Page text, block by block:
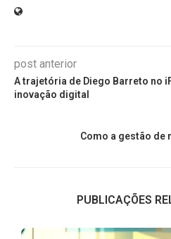
post anterior
A trajetória de Diego Barreto no
inovação digital
Como a gestão de
PUBLICAÇÕES